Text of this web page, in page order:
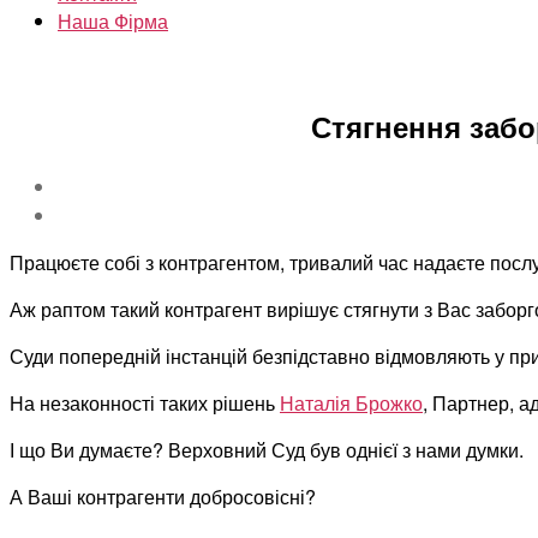
Наша Фірма
Стягнення
Працюєте собі з контрагентом, тривалий час надаєте
Аж раптом такий контрагент вирішує стягнути з Вас
Суди попередній інстанцій безпідставно відмовляють у
На незаконності таких рішень Наталія Брожко, Партнер,
І що Ви думаєте? Верховний Суд був однієї з нами думки.
А Ваші контрагенти добросовісні?